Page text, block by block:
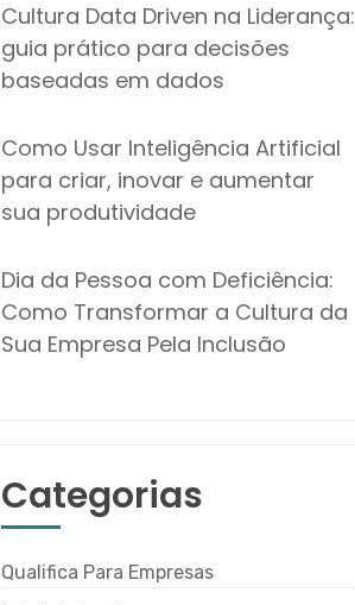
Cultura Data Driven na Liderança:
guia prático para decisões
baseadas em dados
Como Usar Inteligência Artificial
para criar, inovar e aumentar
sua produtividade
Dia da Pessoa com Deficiência:
Como Transformar a Cultura da
Sua Empresa Pela Inclusão
Categorias
Qualifica Para Empresas